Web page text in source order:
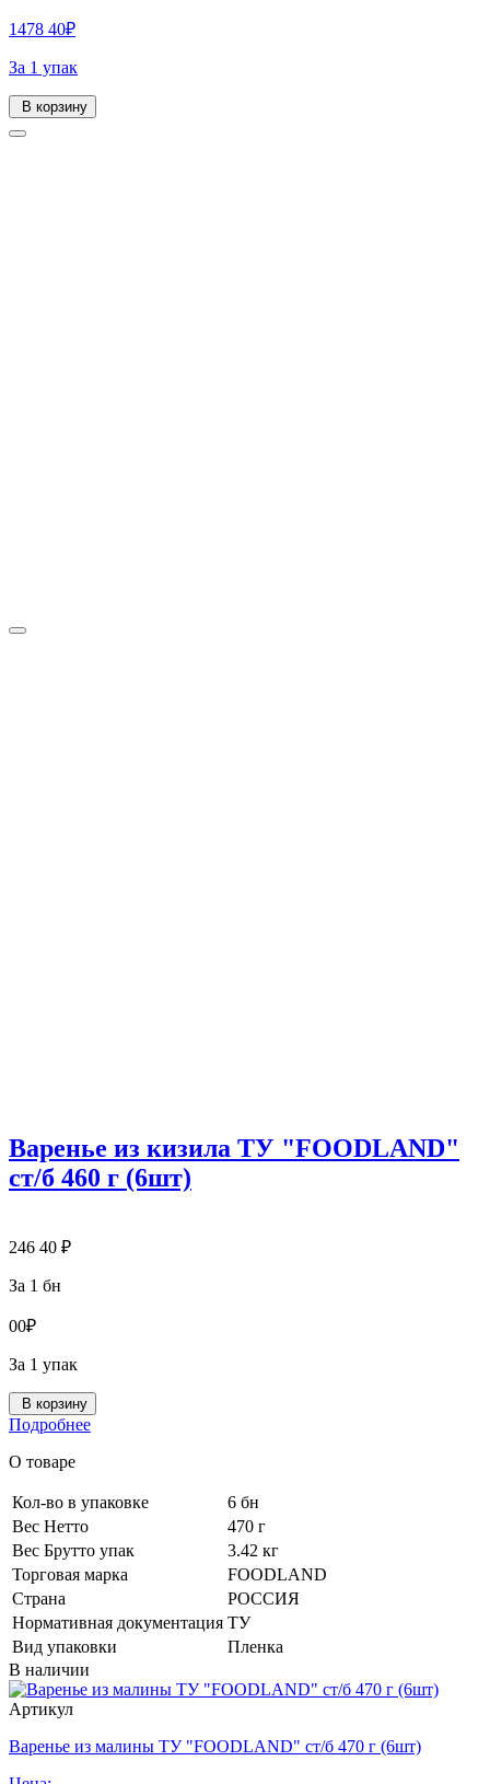
1478 40₽
За 1 упак
В корзину
Варенье из кизила ТУ "FOODLAND"
ст/б 460 г (6шт)
246 40 ₽
За 1 бн
00₽
За 1 упак
В корзину
Подробнее
О товаре
Кол-во в упаковке
6 бн
Вес Нетто
470 г
Вес Брутто упак
3.42 кг
Торговая марка
FOODLAND
Страна
РОССИЯ
Нормативная документация ТУ
Вид упаковки
Пленка
В наличии
Артикул
Варенье из малины ТУ "FOODLAND" ст/б 470 г (6шт)